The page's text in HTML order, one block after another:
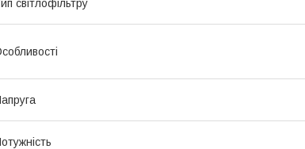
світлофільтру